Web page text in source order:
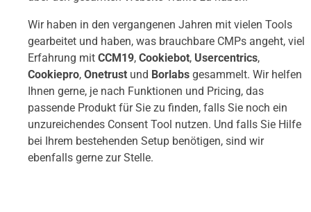
Wir haben in den vergangenen Jahren mit vielen Tools
gearbeitet und haben, was brauchbare CMPs angeht, viel
Erfahrung mit CCM19, Cookiebot, Usercentrics,
Cookiepro, Onetrust und Borlabs gesammelt. Wir helfen
Ihnen gerne, je nach Funktionen und Pricing, das
passende Produkt für Sie zu finden, falls Sie noch ein
unzureichendes Consent Tool nutzen. Und falls Sie Hilfe
bei Ihrem bestehenden Setup benötigen, sind wir
ebenfalls gerne zur Stelle.